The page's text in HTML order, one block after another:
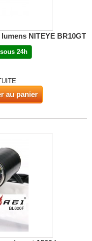
NITEYE BR10GT
24h
au panier